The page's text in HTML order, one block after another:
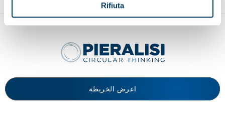
Rifiuta
اعرض الخريطة